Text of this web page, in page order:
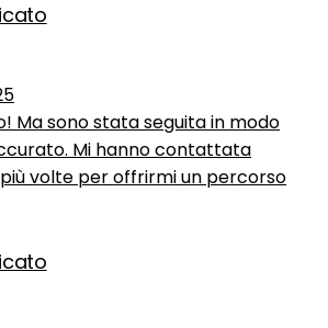
Ma sono stata seguita in modo
Mi hanno contattata
volte per offrirmi un percorso